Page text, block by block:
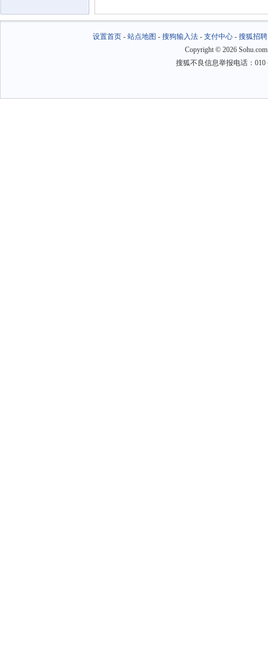
设置首页- 站点地图 - 搜狗输入法- 支付中心- 搜狐招聘
Copyright © 2026
搜狐不良信息举报电话：010